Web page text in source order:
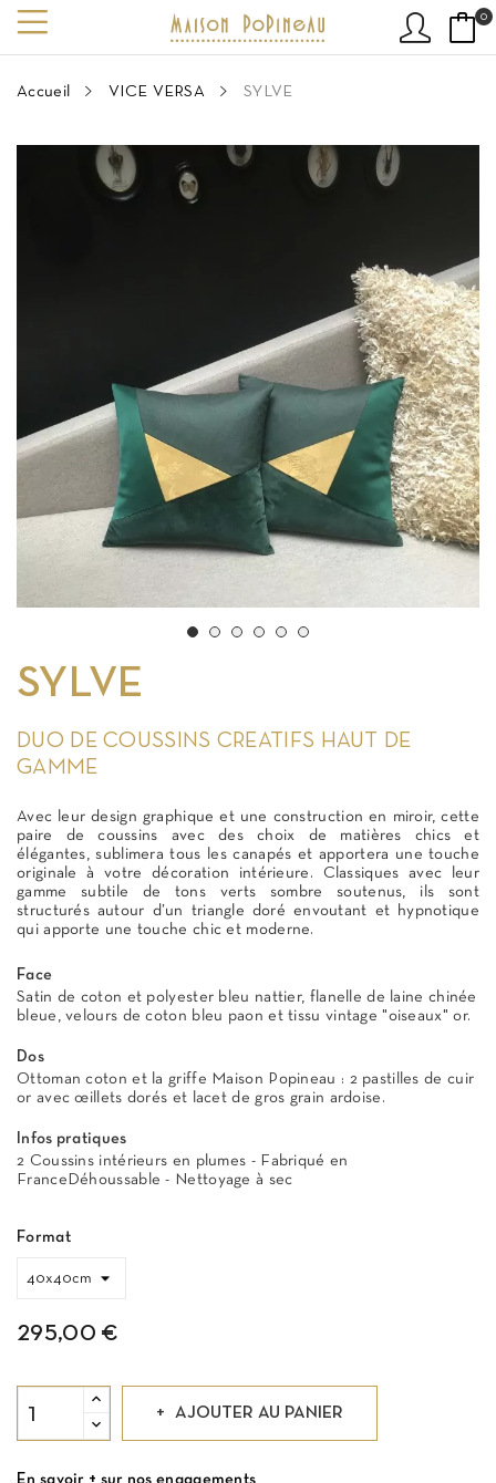
0
Accueil VICE VERSA SYLVE
SYLVE
DUO DE COUSSINS CREATIFS HAUT DE
GAMME
Avec leur design graphique et une construction en miroir, cette
paire de coussins avec des choix de matières chics et
élégantes, sublimera tous les canapés et apportera une touche
originale à votre décoration intérieure. Classiques avec leur
gamme subtile de tons verts sombre soutenus, ils sont
structurés autour d’un triangle doré envoutant et hypnotique
qui apporte une touche chic et moderne.
Face
Satin de coton et polyester bleu nattier, flanelle de laine chinée
bleue, velours de coton bleu paon et tissu vintage "oiseaux" or.
Dos
Ottoman coton et la griffe Maison Popineau : 2 pastilles de cuir
or avec œillets dorés et lacet de gros grain ardoise.
Infos pratiques
2 Coussins intérieurs en plumes - Fabriqué en
FranceDéhoussable - Nettoyage à sec
Format
295,00 €
AJOUTER AU PANIER
En savoir + sur nos engagements